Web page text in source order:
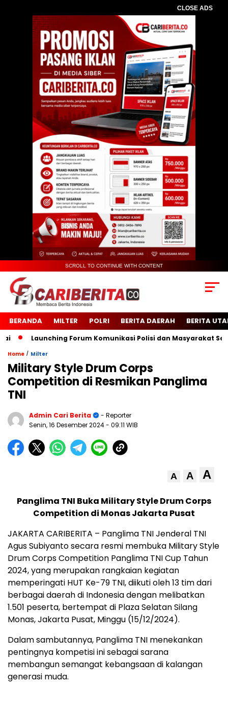
CLOSE ADS
SCROLL TO CONTINUE WITH CONTENT
BERANDA MILTER POLRI BERITA DAERAH BERITA
Launching Forum Komunikasi Polisi dan Masyarakat Sekolah
Home / Milter
Military Style Drum Corps
Competition di Resmikan Panglima
TNI
Admin Cari Berita
- Reporter
Senin, 16 Desember 2024- 09:11 WIB
A A A
Panglima TNI Buka Military Style Drum Corps
Competition di Monas Jakarta Pusat
JAKARTA CARIBERITA – Panglima TNI Jenderal TNI
Agus Subiyanto secara resmi membuka Military Style
Drum Corps Competition Panglima TNI Cup Tahun
2024, yang merupakan rangkaian kegiatan
memperingati HUT Ke-79 TNI, diikuti oleh 13 tim dari
berbagai daerah di Indonesia dengan melibatkan
1.501 peserta, bertempat di Plaza Selatan Silang
Monas, Jakarta Pusat, Minggu (15/12/2024).
Dalam sambutannya, Panglima TNI menekankan
pentingnya kompetisi ini sebagai sarana
membangun semangat kebangsaan di kalangan
generasi muda.